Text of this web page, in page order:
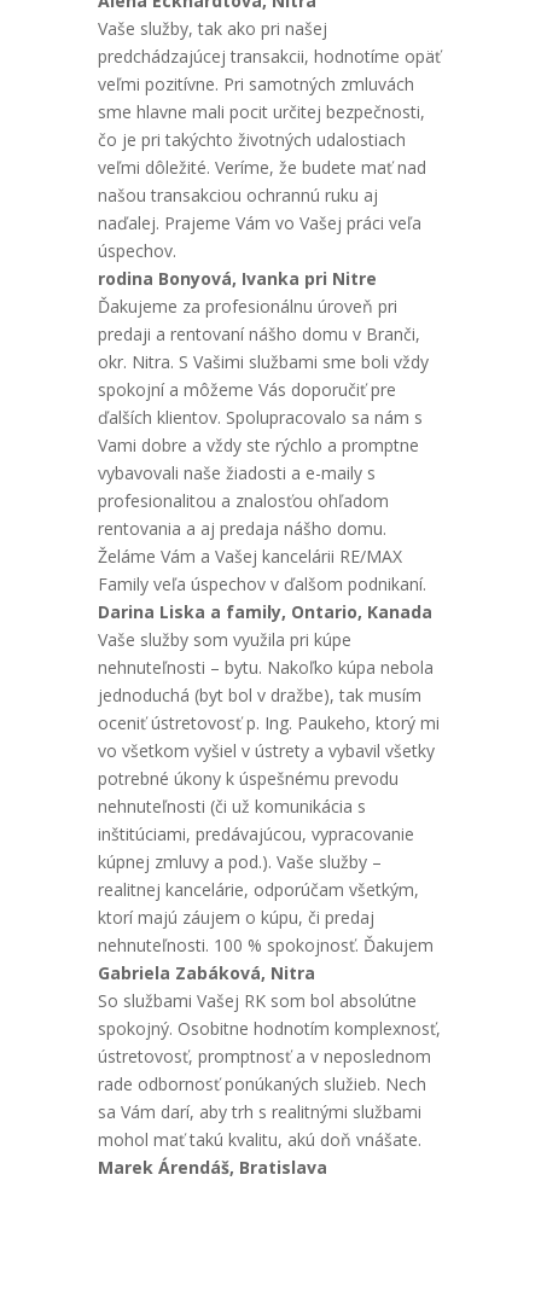
Vaše služby, tak ako pri našej
predchádzajúcej transakcii, hodnotíme opäť
veľmi pozitívne. Pri samotných zmluvách
sme hlavne mali pocit určitej bezpečnosti,
čo je pri takýchto životných udalostiach
veľmi dôležité. Veríme, že budete mať nad
našou transakciou ochrannú ruku aj
naďalej. Prajeme Vám vo Vašej práci veľa
úspechov.
rodina Bonyová, Ivanka pri Nitre
Ďakujeme za profesionálnu úroveň pri
predaji a rentovaní nášho domu v Branči,
okr. Nitra. S Vašimi službami sme boli vždy
spokojní a môžeme Vás doporučiť pre
ďalších klientov. Spolupracovalo sa nám s
Vami dobre a vždy ste rýchlo a promptne
vybavovali naše žiadosti a e-maily s
profesionalitou a znalosťou ohľadom
rentovania a aj predaja nášho domu.
Želáme Vám a Vašej kancelárii RE/MAX
Family veľa úspechov v ďalšom podnikaní.
Darina Liska a family, Ontario, Kanada
Vaše služby som využila pri kúpe
nehnuteľnosti – bytu. Nakoľko kúpa nebola
jednoduchá (byt bol v dražbe), tak musím
oceniť ústretovosť p. Ing. Paukeho, ktorý mi
vo všetkom vyšiel v ústrety a vybavil všetky
potrebné úkony k úspešnému prevodu
nehnuteľnosti (či už komunikácia s
inštitúciami, predávajúcou, vypracovanie
kúpnej zmluvy a pod.). Vaše služby –
realitnej kancelárie, odporúčam všetkým,
ktorí majú záujem o kúpu, či predaj
nehnuteľnosti. 100 % spokojnosť. Ďakujem
Gabriela Zabáková, Nitra
So službami Vašej RK som bol absolútne
spokojný. Osobitne hodnotím komplexnosť,
ústretovosť, promptnosť a v neposlednom
rade odbornosť ponúkaných služieb. Nech
sa Vám darí, aby trh s realitnými službami
mohol mať takú kvalitu, akú doň vnášate.
Marek Árendáš, Bratislava